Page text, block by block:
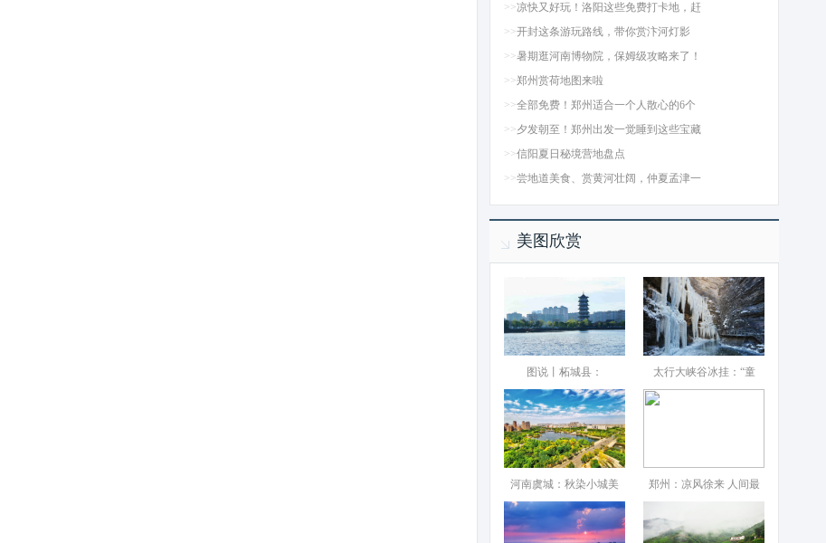
>>凉快又好玩！洛阳这些免费打卡地，赶
>>开封这条游玩路线，带你赏汴河灯影
>>暑期逛河南博物院，保姆级攻略来了！
>>郑州赏荷地图来啦
>>全部免费！郑州适合一个人散心的6个
>>夕发朝至！郑州出发一觉睡到这些宝藏
>>信阳夏日秘境营地盘点
>>尝地道美食、赏黄河壮阔，仲夏孟津一
美图欣赏
图说丨柘城县：‌ 太行大峡谷冰挂：“童
河南虞城：秋染小城美 郑州：凉风徐来 人间最